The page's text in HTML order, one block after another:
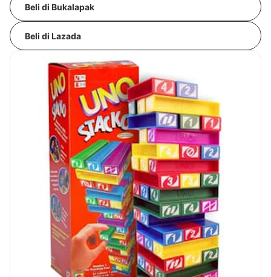
Beli di Bukalapak
Beli di Lazada